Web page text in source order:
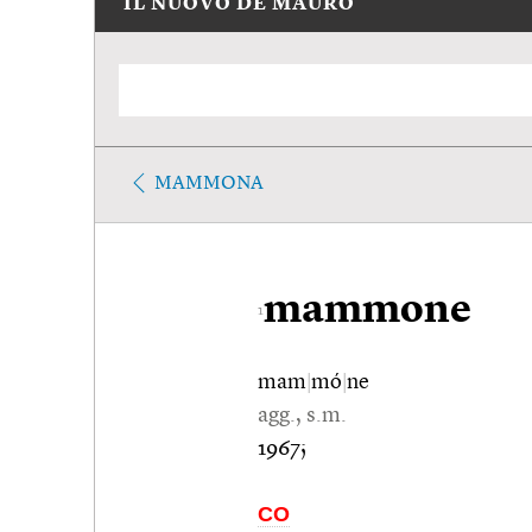
IL NUOVO DE MAURO
MAMMONA
1mammone
mam mó ne
agg., s.m.
1967;
CO